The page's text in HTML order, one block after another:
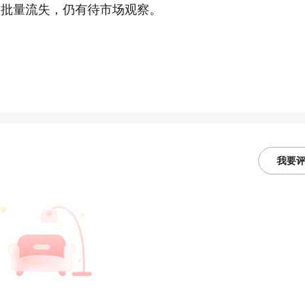
量流失，仍有待市场观察。
我要